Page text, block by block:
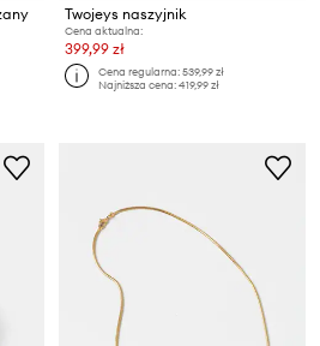
Twojeys naszyjnik
Cena aktualna:
399,99 zł
Cena regularna:539,99 zł
Najniższa cena:419,99 zł